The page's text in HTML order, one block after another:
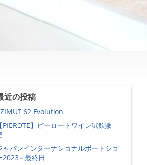
近の投稿
62 Evolution
【PIEROTE】ピーロートワイン試飲販
ャパンインターナショナルボートショ
2023－最終日